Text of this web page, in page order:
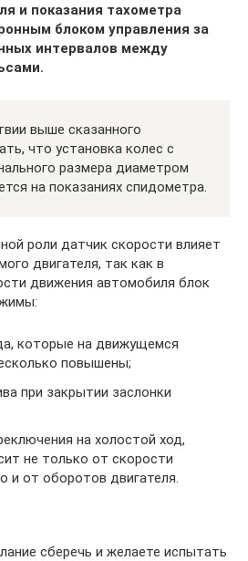
и показания тахометра
блоком управления за
интервалов между
выше сказанного
что установка колес с
размера диаметром
на показаниях спидометра.
роли датчик скорости влияет
двигателя, так как в
движения автомобиля блок
которые на движущемся
повышены;
при закрытии заслонки
на холостой ход,
не только от скорости
и от оборотов двигателя.
сберечь и желаете испытать